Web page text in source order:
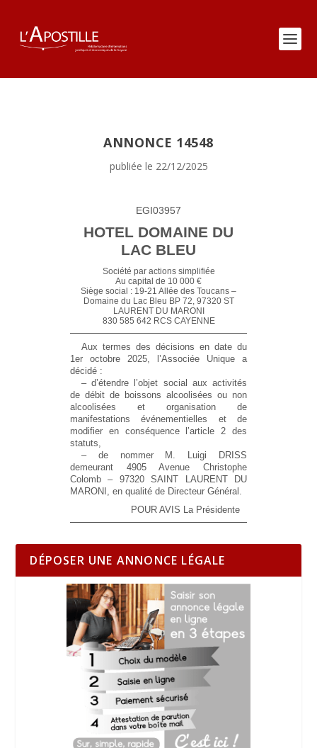
ANNONCE 14548
publiée le 22/12/2025
EGI03957
HOTEL DOMAINE DU
LAC BLEU
Société par actions simplifiée
Au capital de 10 000 €
Siège social : 19-21 Allée des Toucans –
Domaine du Lac Bleu BP 72, 97320 ST
LAURENT DU MARONI
830 585 642 RCS CAYENNE
Aux termes des décisions en date du
1er octobre 2025, l’Associée Unique a
décidé :
– d’étendre l’objet social aux activités
de débit de boissons alcoolisées ou non
alcoolisées et organisation de
manifestations événementielles et de
modifier en conséquence l’article 2 des
statuts,
– de nommer M. Luigi DRISS
demeurant 4905 Avenue Christophe
Colomb – 97320 SAINT LAURENT DU
MARONI, en qualité de Directeur Général.
POUR AVIS La Présidente
DÉPOSER UNE ANNONCE LÉGALE